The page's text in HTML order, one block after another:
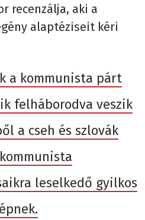
recenzálja, aki a
alaptéziseit kéri
a kommunista párt
felháborodva veszik
a cseh és szlovák
leselkedő gyilkos